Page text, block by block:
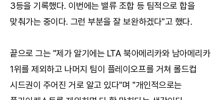
3등을 기록했다. 이번에는 밸류 조합 등 팀적으로 합을
맞춰가는 중이다. 그런 부분을 잘 보완하겠다"고 했다.
끝으로 그는 "제가 알기에는 LTA 북아메리카와 남아메리카
1위를 제외하고 나머지 팀이 플레이오프를 거쳐 롤드컵
시드권이 주어진 거로 알고 있다"며 "개인적으로는